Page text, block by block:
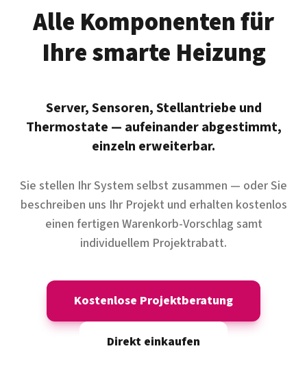
Alle Komponenten für
Ihre smarte Heizung
Server, Sensoren, Stellantriebe und
Thermostate — aufeinander abgestimmt,
einzeln erweiterbar.
Sie stellen Ihr System selbst zusammen — oder Sie
beschreiben uns Ihr Projekt und erhalten kostenlos
einen fertigen Warenkorb-Vorschlag samt
individuellem Projektrabatt.
Kostenlose Projektberatung
Direkt einkaufen